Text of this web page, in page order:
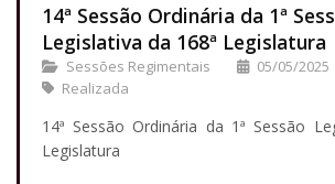
14ª Sessão Ordinária da 1ª
Legislativa da 168ª Legislatura
Sessões Regimentais 05/05/2025
Realizada
14ª Sessão Ordinária da 1ª Sessão
Legislatura